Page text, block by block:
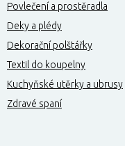
Povlečení a prostěradla
Deky a plédy
Dekorační polštářky
Textil do koupelny
Kuchyňské utěrky a ubrusy
Zdravé spaní